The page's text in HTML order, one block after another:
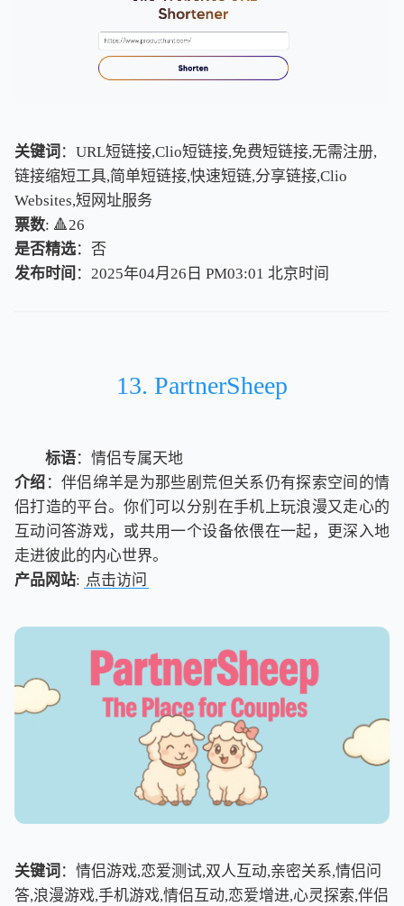
关键词 ：URL短链接,Clio短链接,免费短链接,无需注册,
链接缩短工具,简单短链接,快速短链,分享链接,Clio
Websites,短网址服务
票数: 🔺26
是否精选：否
发布时间 ：2025年04月26日 PM03:01 北京时间
北京时间
13. PartnerSheep
标语：情侣专属天地
介绍 ：伴侣绵羊是为那些剧荒但关系仍有探索空间的情
侣打造的平台。你们可以分别在手机上玩浪漫又走心的
互动问答游戏，或共用一个设备依偎在一起，更深入地
走进彼此的内心世界。
产品网站: 点击访问
关键词 ：情侣游戏,恋爱测试,双人互动,亲密关系,情侣问
答,浪漫游戏,手机游戏,情侣互动,恋爱增进,心灵探索,伴侣